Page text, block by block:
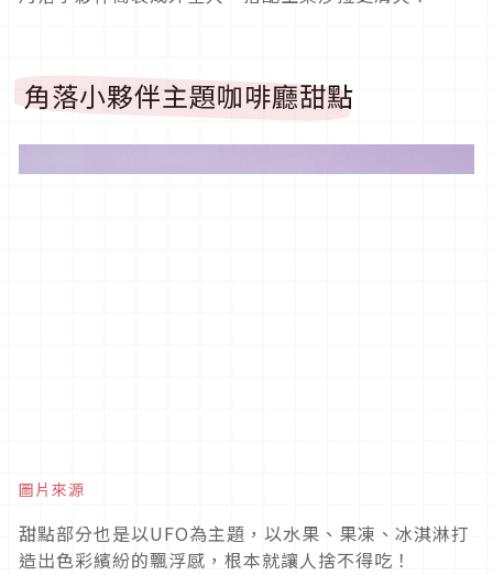
角落小夥伴主題咖啡廳甜點
圖片來源
甜點部分也是以UFO為主題，以水果、果凍、冰淇淋打
造出色彩繽紛的飄浮感，根本就讓人捨不得吃！